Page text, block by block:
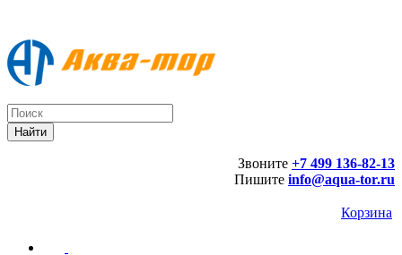
Звоните +7 499 136-82-13
Пишите info@aqua-tor.ru
Корзина